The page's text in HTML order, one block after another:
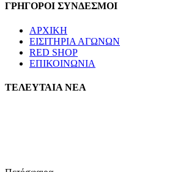
ΓΡΗΓΟΡΟΙ ΣΥΝΔΕΣΜΟΙ
ΑΡΧΙΚΗ
ΕΙΣΙΤΗΡΙΑ ΑΓΩΝΩΝ
RED SHOP
ΕΠΙΚΟΙΝΩΝΙΑ
ΤΕΛΕΥΤΑΙΑ ΝΕΑ